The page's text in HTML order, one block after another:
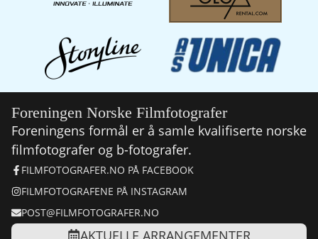
Foreningen Norske Filmfotografer
Foreningens formål er å samle kvalifiserte norske
filmfotografer og b-fotografer.
FILMFOTOGRAFER.NO PÅ FACEBOOK
FILMFOTOGRAFENE PÅ INSTAGRAM
POST@FILMFOTOGRAFER.NO
AKTUELLE ARRANGEMENTER